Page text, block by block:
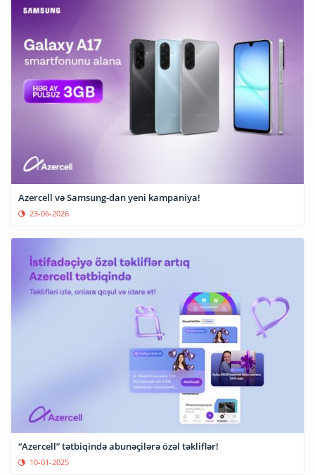
Azercell və Samsung-dan yeni kampaniya!
23-06-2026
“Azercell” tətbiqində abunəçilərə özəl təkliflər!
10-01-2025